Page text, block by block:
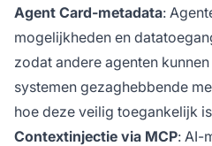
Agent Card-metadata:
mogelijkheden en
zodat andere agenten
systemen gezaghebbende
hoe deze veilig toegankelijk
Contextinjectie via MCP: AI-